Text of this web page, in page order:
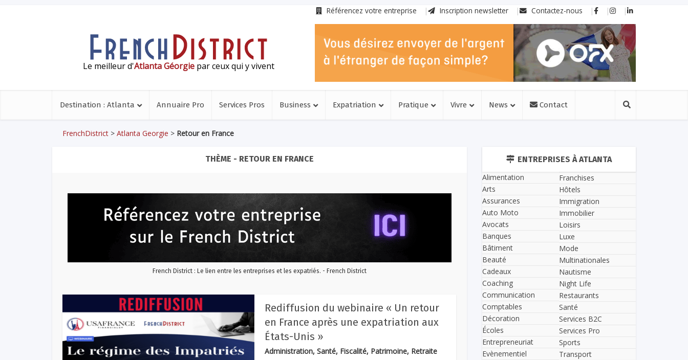
Référencez votre entreprise Inscription newsletter Contactez-nous
Le meilleur d'Atlanta Géorgie par ceux qui y vivent
Destination : Atlanta Annuaire Pro Services Pros Business Expatriation Pratique Vivre News Contact
FrenchDistrict > Atlanta Georgie > Retour en France
THÈME - RETOUR EN FRANCE
French District : Le lien entre les entreprises et les expatriés. - French District
Rediffusion du webinaire « Un retour
en France après une expatriation aux
États-Unis »
Administration, Santé, Fiscalité, Patrimoine, Retraite
ENTREPRISES À ATLANTA
Alimentation
Arts
Assurances
Auto Moto
Avocats
Banques
Bâtiment
Beauté
Cadeaux
Coaching
Communication
Comptables
Décoration
Écoles
Entrepreneuriat
Evènementiel
Franchises
Hôtels
Immigration
Immobilier
Loisirs
Luxe
Mode
Multinationales
Nautisme
Night Life
Restaurants
Santé
Services B2C
Services Pro
Sports
Transport